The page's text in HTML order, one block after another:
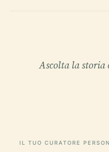
Ascolta la storia
IL TUO CURATORE